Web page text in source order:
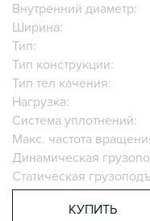
БЫСТРЫЕ СОЕДИНИТЕЛИ
ВИНТОВЫЕ
ШАРНИРНЫЕ И
НАБОРЫ
ПЕТЛИ, РУЧКИ, ЗАМКИ,
ЭЛЕМЕНТЫ ДЛЯ
ПАНЕЛЕЙ, ЛИСТА,
ОПОРЫ, ПОДВЕСЫ
КОМПОНЕНТЫ ДЛЯ
Внутренний диаметр:
Ширина:
Тип:
Тип конструкции:
Тип тел качения:
Нагрузка:
Система уплотнений:
Макс. частота
Динамическая
Статическая
КУПИТЬ